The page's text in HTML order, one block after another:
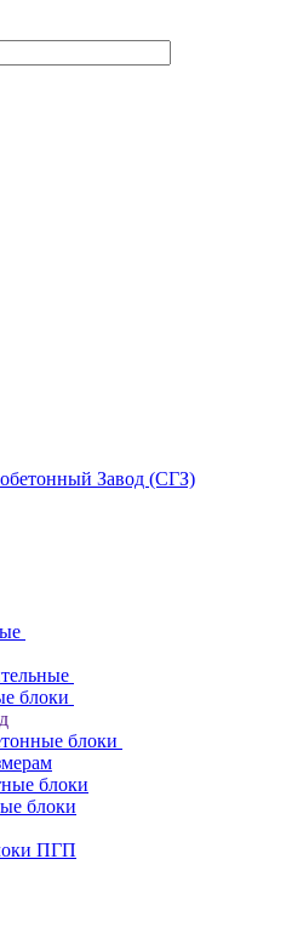
Завод (СГЗ)
блоки
блоки
блоки
блоки
ПГП